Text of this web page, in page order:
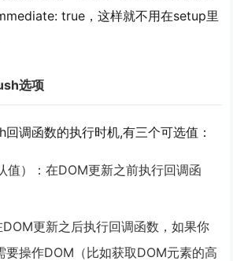
true，这样就不用在setup里
选项
调函数的执行时机,有三个可选值：
值）：在DOM更新之前执行回调函
DOM更新之后执行回调函数，如果你
要操作DOM（比如获取DOM元素的高